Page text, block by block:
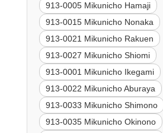
913-0005 Mikunicho Hamaji
913-0015 Mikunicho Nonaka
913-0021 Mikunicho Rakuen
913-0027 Mikunicho Shiomi
913-0001 Mikunicho Ikegami
913-0022 Mikunicho Aburaya
913-0033 Mikunicho Shimono
913-0035 Mikunicho Okinono